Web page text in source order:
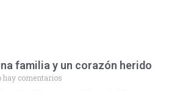
familia y un corazón herido
hay comentarios